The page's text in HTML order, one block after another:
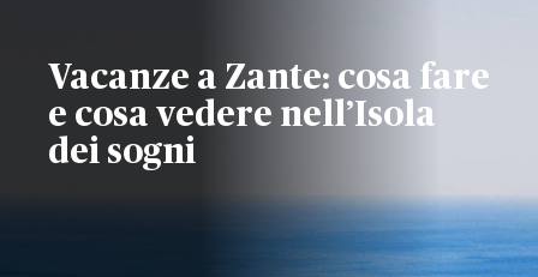
Vacanze a Zante: cosa fare
e cosa vedere nell’Isola
dei sogni